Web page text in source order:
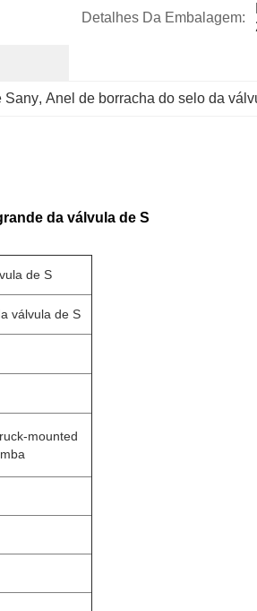
Detalhes Da Embalagem:
Sany, Anel de borracha do selo da
da válvula de S
de S
válvula de S
mounted